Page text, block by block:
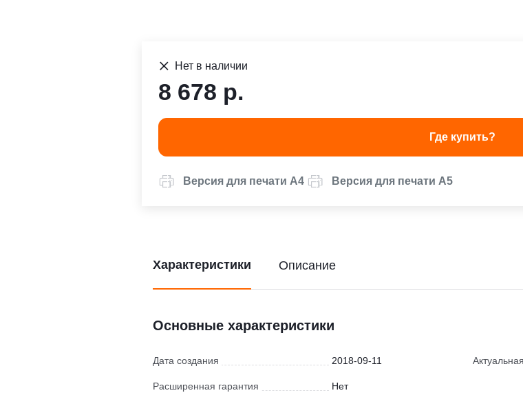
Нет в наличии
8 678 р.
Где купить?
Версия для печати А4 Версия для печати А5
Характеристики
Основные характеристики
Дата создания 2018-09-11
Расширенная гарантия Нет
Описание